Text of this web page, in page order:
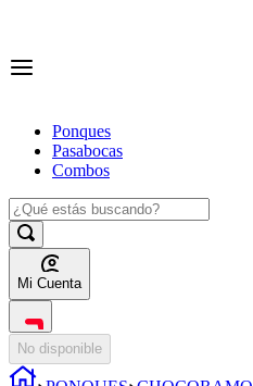
Ponques
Pasabocas
Combos
Mi Cuenta
No disponible